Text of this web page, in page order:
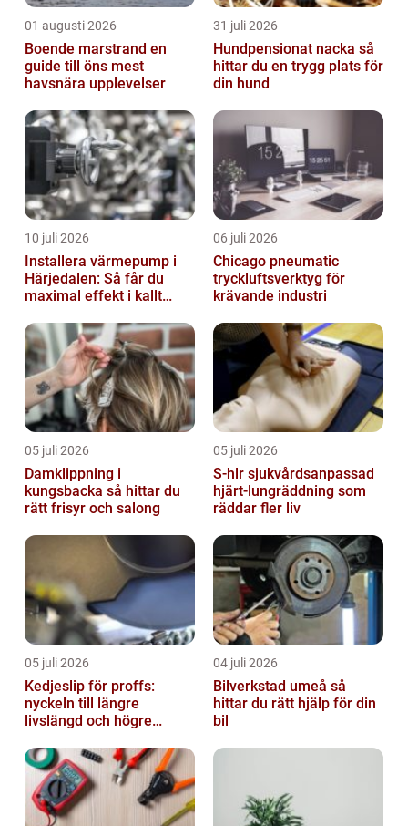
01 augusti 2026
Boende marstrand en
guide till öns mest
havsnära upplevelser
31 juli 2026
Hundpensionat nacka så
hittar du en trygg plats för
din hund
10 juli 2026
Installera värmepump i
Härjedalen: Så får du
maximal effekt i kallt
06 juli 2026
Chicago pneumatic
tryckluftsverktyg för
krävande industri
05 juli 2026
Damklippning i
kungsbacka så hittar du
rätt frisyr och salong
05 juli 2026
S-hlr sjukvårdsanpassad
hjärt-lungräddning som
räddar fler liv
05 juli 2026
Kedjeslip för proffs:
nyckeln till längre
livslängd och högre
04 juli 2026
Bilverkstad umeå så
hittar du rätt hjälp för din
bil